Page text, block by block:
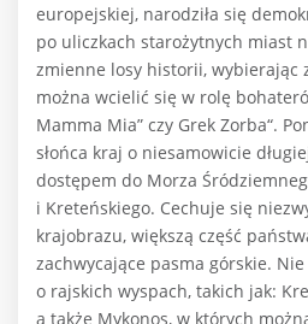
europejskiej, narodziła się
po uliczkach starożytnych miast
zmienne losy historii, wybierając
można wcielić się w rolę
Mamma Mia” czy Grek Zorba“.
słońca kraj o niesamowicie
dostępem do Morza
i Kreteńskiego. Cechuje się
krajobrazu, większą część
zachwycające pasma górskie.
o rajskich wyspach, takich jak:
a także Mykonos, w których